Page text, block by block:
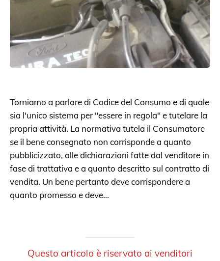
Torniamo a parlare di Codice del Consumo e di quale
sia l'unico sistema per "essere in regola" e tutelare la
propria attività. La normativa tutela il Consumatore
se il bene consegnato non corrisponde a quanto
pubblicizzato, alle dichiarazioni fatte dal venditore in
fase di trattativa e a quanto descritto sul contratto di
vendita. Un bene pertanto deve corrispondere a
quanto promesso e deve...
Questo articolo è riservato ai venditori